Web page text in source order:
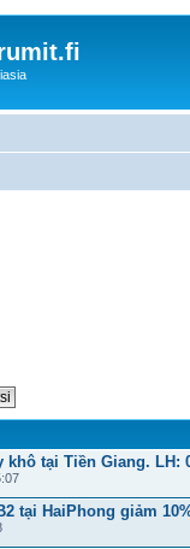
khô tại Tiền Giang. LH:
tại HaiPhong giảm